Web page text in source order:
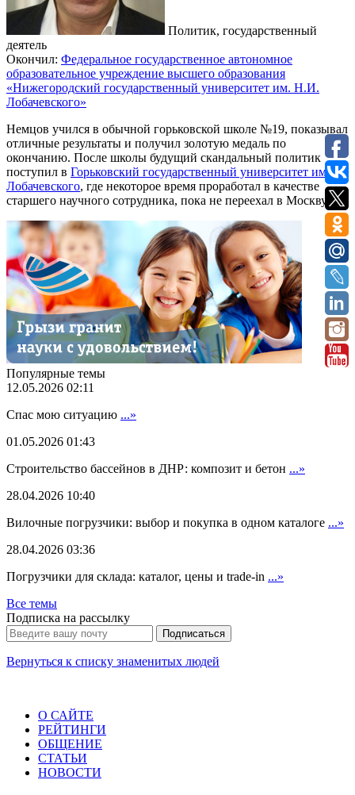
Политик, государственный
деятель
Окончил: Федеральное государственное автономное
образовательное учреждение высшего образования
«Нижегородский государственный университет им. Н.И.
Лобачевского»
Немцов учился в обычной горьковской школе №19, показывал
отличные результаты и получил золотую медаль по
окончанию. После школы будущий скандальный политик
поступил в Горьковский государственный университет имени
Лобачевского, где некоторое время проработал в качестве
старшего научного сотрудника, пока не переехал в Москву.
Популярные темы
12.05.2026 02:11
Спас мою ситуацию ...»
01.05.2026 01:43
Строительство бассейнов в ДНР: композит и бетон ...»
28.04.2026 10:40
Вилочные погрузчики: выбор и покупка в одном каталоге ...»
28.04.2026 03:36
Погрузчики для склада: каталог, цены и trade-in ...»
Все темы
Подписка на рассылку
Вернуться к списку знаменитых людей
О САЙТЕ
РЕЙТИНГИ
ОБЩЕНИЕ
СТАТЬИ
НОВОСТИ